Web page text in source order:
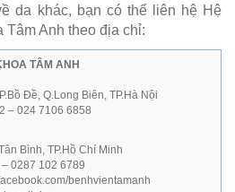
da khác, bạn có thể liên hệ Hệ
Tâm Anh theo địa chỉ:
TÂM ANH
Đề, Q.Long Biên, TP.Hà Nội
– 024 7106 6858
Bình, TP.Hồ Chí Minh
0287 102 6789
benhvientamanh